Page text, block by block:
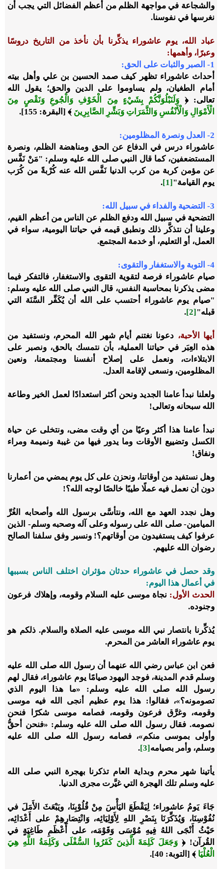
والشجاعة في مواجهة الظلم من أعظم الفضائل التي يجب أن
نغرسها في نفوسنا.
عباد الله، يوم عاشوراء يذكِّرنا بأن نأخذ من التاريخ دروسًا
وعبرًا، وأهمها:
1- الصبر والثبات
على الحق:
أحداث عاشوراء تظهر كيف صمد الحسين بن علي وأهل بيته
أمام الطغيان، ولم يساوموا على الدين والحق؛ يقول الله
تعالى: ﴿ وَلَنَبْلُوَنَّكُمْ بِشَيْءٍ مِنَ الْخَوْفِ وَالْجُوعِ وَنَقْصٍ مِنَ
الْأَمْوَالِ وَالْأَنْفُسِ وَالثَّمَرَاتِ وَبَشِّرِ الصَّابِرِينَ ﴾ [البقرة: 155].
2- العدل ونصرة المظلومين:
عاشوراء درس في الدفاع عن الحق ومناهضة الظلم، ونصرة
المستضعفين، كما قال النبي صلى الله عليه وسلم: "مَنْ نَفَّس
عن مؤمن كربة من كرب الدنيا نَفَّس الله عنه كُرْبةً من كُرَب
يوم القيامة"[1]
.
3- التضحية والفداء في سبيل الله:
التضحية في سبيل الله ودفع الظلم عن الناس من أعظم القيم،
وعلينا أن نتذكَّر ذلك ونطبق قيمه في حياتنا اليومية، سواء في
العمل، أو التعليم، أو خدمة المجتمع.
4- التوبة والاستغفار والتقوى:
صيام عاشوراء فرصة لتقوية التقوى والاستغفار، فالتفكر فيما
مضى يذكرنا بمحاسبة النفس، قال النبي صلى الله عليه وسلم:
"صيام يوم عاشوراء أحتسب على الله أن يُكَفِّر السَّنَة التي
قبله"[2]
.
أيها الأحبة، دعونا نغتنم أيام شهر الله المحرم، ونستفيد من
هذه العِبَر في حياتنا العملية، بأن نتمسك بالحق، ونصبر على
الابتلاءات، ونعمل على إصلاح أنفسنا ومجتمعنا، ونعين
المظلومين، ونسعى لإقامة العدل.
ولعلنا نبدأ عامنا الجديد ونحن أكثر استعدادًا لعمل الخير وطاعة
الله سبحانه وتعالى!
نبدأ عامنا هذا أكثر وعيًا من أي وقت مضى، ونتخلى عن حياة
الكسل وتضييع الأوقات وما يدور فيها من غيبة ونميمة ومراء
ونفاق!
وهل نستفيد من أوقاتنا، ونحزن على كل يوم يمضي من أعمارنا
دون أن نعمل فيه عملًا طيبًا خالصًا لوجه الله؟!
وهل نجدد العهد مع الله، ونتأسَّى برسول الله وأصحابه الغُرِّ
الميامين- صلى الله على رسوله وعلى آله وصحبه وسلم- الذين
عرفوا كيف يستفيدون من أوقاتهم؟! ونسير وفق سلفنا الصالح
رضوان الله عليهم.
وقد حصل في عاشوراء حدثان مؤثران اختلف الناس بسببها
في أعمال هذا اليوم:
الحدث الأول: نجاة موسى عليه السلام وقومه، وإهلاك فرعون
وجنوده.
يُذكِّرنا بانتصار نبي الله موسى عليه الصلاة والسلام. ذلكم هو
يوم عاشوراء العاشر من المحرم.
فعن ابن عباس رضي الله عنهما أن رسول الله صلى الله عليه
وسلم قدم المدينة، فوجد اليهود صيامًا يوم عاشوراء، فقال لهم
رسول الله صلى الله عليه وسلم: «ما هذا اليوم الذي
تصومونه؟»، فقالوا: هذا يوم عظيم أنجى الله فيه موسى
وقومه، وغرَّق فرعون وقومه، فصامه موسى شكرًا فنحن
نصومه. فقال رسول الله صلى الله عليه وسلم: «فنحن أحقُّ
وأولى بموسى منكم»، فصامه رسول الله صلى الله عليه
وسلم، وأمر بصيامه[3]
.
يأتينا شهر محرم وبداية العام تذكرنا بهجرة النبي صلى الله
عليه وسلم تلك الهجرة التي غيَّرت مجرى الدنيا.
جَاءَ يَومُ عاشوراء؛ لِيَقْطَعَ اليَأْسَ مِنْ قُلُوْبِنَا، ويَبْعَثَ الأَمَلَ في
نُفُوْسِنَا، وَيُذَكِّرَنَا بِنَصْرِ اللهِ لِأَوْلِيَائِه، وَانْتِصَارِهِمْ على أَعْدَائِه،
حَيْثُ أَنْجَى اللهُ فِيهِ مُوْسَى وَقَوْمَه، على أَعْظَمِ طَاغِيَةٍ في
القُرآن! ﴿ وَجَعَلَ كَلِمَةَ الَّذِينَ كَفَرُوا السُّفْلَى وَكَلِمَةُ اللَّهِ هِيَ
الْعُلْيَا ﴾ [التوبة: 40].